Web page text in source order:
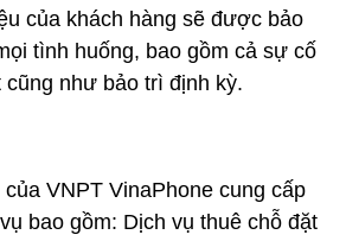
của khách hàng sẽ được bảo
tình huống, bao gồm cả sự cố
cũng như bảo trì định kỳ.
VNPT VinaPhone cung cấp
bao gồm: Dịch vụ thuê chỗ đặt